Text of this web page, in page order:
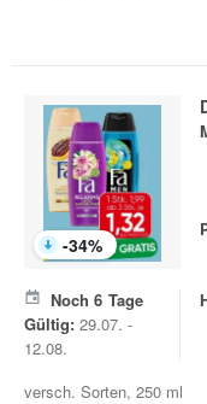
-34%
Noch 6 Tage
Gültig: 29.07. -
12.08.
versch. Sorten, 250 ml